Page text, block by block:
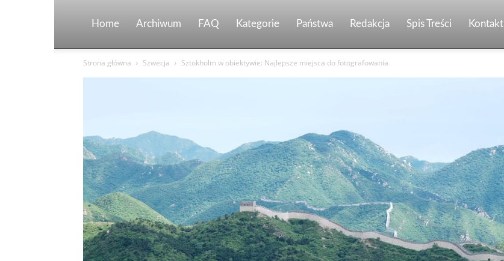
Home Archiwum FAQ Kategorie Państwa Redakcja Spis Treści Kontakt
Strona główna Szwecja Sztokholm w obiektywie: Najlepsze miejsca do fotografowania